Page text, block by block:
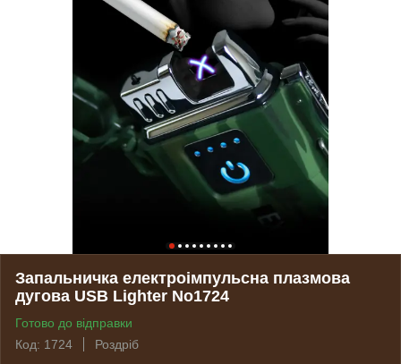
Запальничка електроімпульсна плазмова
дугова USB Lighter No1724
Готово до відправки
Код: 1724
Роздріб